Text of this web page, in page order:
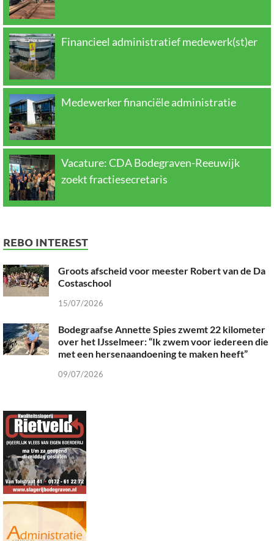
Financieel administratief medewerk(st)er
Medewerker financiële administratie
Vacature: CDA Bodegraven-Reeuwijk
zoekt fractiesecretaris
REBO INTEREST
Groots afscheid voor meester Robert van de Da
Costaschool
15/07/2026
Bodegraafse Annette Spies zwemt 22 kilometer
over het IJsselmeer: “Ik zwem voor iedereen die
met een hersenaandoening te maken heeft”
09/07/2026